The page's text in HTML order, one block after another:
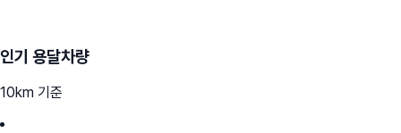
인기 용달차량
10km 기준